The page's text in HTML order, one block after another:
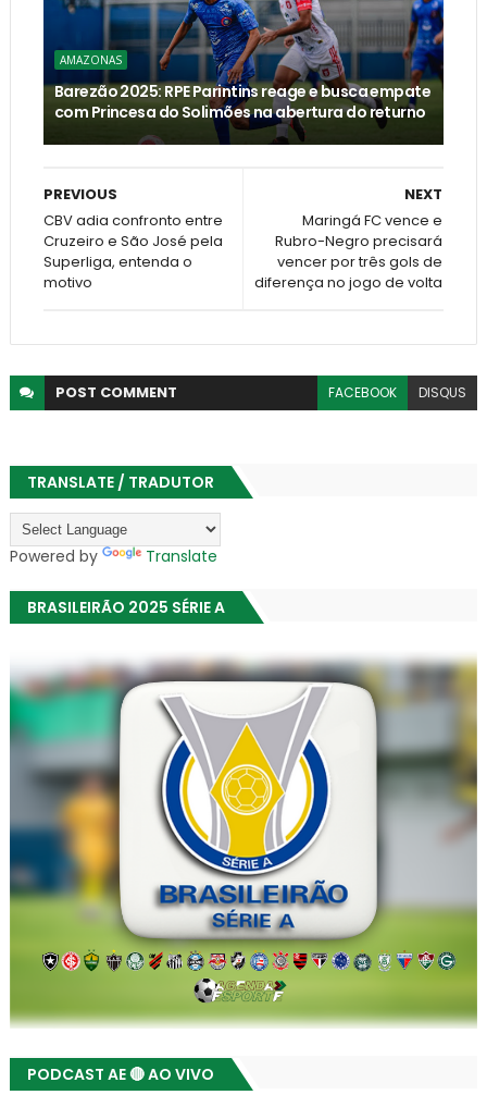
AMAZONAS
Barezão 2025: RPE Parintins reage e busca empate
com Princesa do Solimões na abertura do returno
NEXT
Maringá FC vence e
Rubro-Negro precisará
vencer por três gols de
diferença no jogo de volta
PREVIOUS
CBV adia confronto entre
Cruzeiro e São José pela
Superliga, entenda o
motivo
POST COMMENT FACEBOOK DISQUS
TRANSLATE / TRADUTOR
Powered by Translate
BRASILEIRÃO 2025 SÉRIE A
PODCAST AE 🔴 AO VIVO